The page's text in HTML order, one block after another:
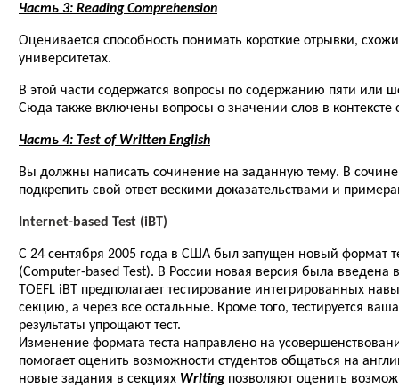
Часть 3: Reading Comprehension
Оценивается способность понимать короткие отрывки,
университетах.
В этой части содержатся вопросы по содержанию пяти или
Сюда также включены вопросы о значении слов в контексте
Часть 4: Test of Written English
Вы должны написать сочинение на заданную тему. В
подкрепить свой ответ вескими доказательствами и
Internet-based Test (iBT)
С 24 сентября 2005 года в США был запущен новый формат
(Computer-based Test). В России новая версия была введена
TOEFL iBT предполагает тестирование интегрированных
секцию, а через все остальные. Кроме того, тестируется
результаты упрощают тест.
Изменение формата теста направлено на
помогает оценить возможности студентов общаться на
новые задания в секциях Writingпозволяют оценить